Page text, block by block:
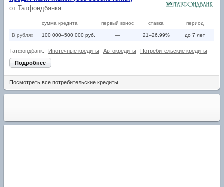
от Татфондбанка
сумма кредита первый взнос ставка период
В рублях 100 000–500 000 руб. — 21–26.99% до 7 лет
Татфондбанк: Ипотечные кредиты Автокредиты
Потребительские кредиты
Подробнее
Посмотреть все потребительские кредиты